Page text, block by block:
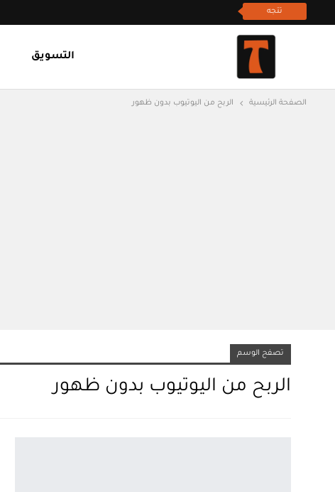
تتجه
التسويق
الصفحة الرئيسية الربح من اليوتيوب بدون ظهور
تصفح الوسم
الربح من اليوتيوب بدون ظهور